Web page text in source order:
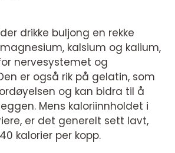
drikke buljong en rekke
kalsium og kalium,
nervesystemet og
er også rik på gelatin, som
og kan bidra til å
Mens kaloriinnholdet i
er det generelt sett lavt,
kalorier per kopp.